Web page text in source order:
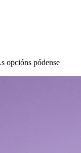
opcións pódense